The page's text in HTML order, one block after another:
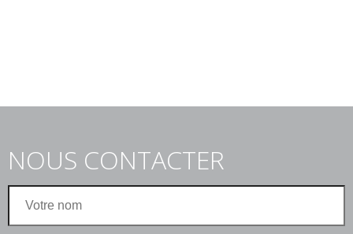
NOUS CONTACTER